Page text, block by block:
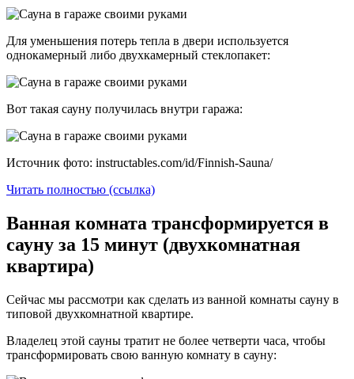
Для уменьшения потерь тепла в двери используется
однокамерный либо двухкамерный стеклопакет:
Вот такая сауну получилась внутри гаража:
Источник фото: instructables.com/id/Finnish-Sauna/
Читать полностью (ссылка)
Ванная комната трансформируется в
сауну за 15 минут (двухкомнатная
квартира)
Сейчас мы рассмотри как сделать из ванной комнаты сауну в
типовой двухкомнатной квартире.
Владелец этой сауны тратит не более четверти часа, чтобы
трансформировать свою ванную комнату в сауну: